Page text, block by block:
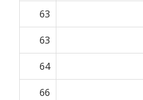
63
63
64
66